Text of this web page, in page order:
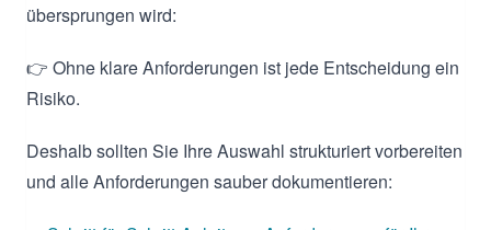
übersprungen wird:
👉 Ohne klare Anforderungen ist jede Entscheidung ein
Risiko.
Deshalb sollten Sie Ihre Auswahl strukturiert vorbereiten
und alle Anforderungen sauber dokumentieren: